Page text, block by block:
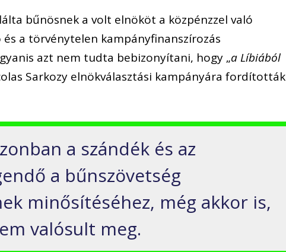
bűnösnek a volt elnököt a közpénzzel való
és a törvénytelen kampányfinanszírozás
azt nem tudta bebizonyítani, hogy „a Líbiából
Sarkozy elnökválasztási kampányára fordították
a szándék és az
a bűnszövetség
minősítéséhez, még akkor is,
valósult meg.